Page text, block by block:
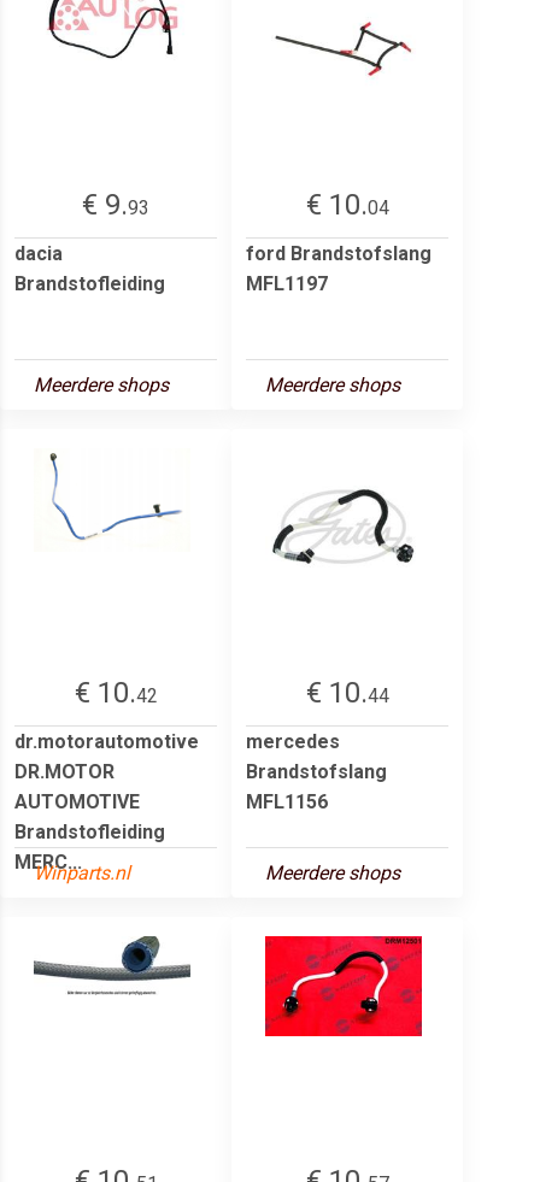
€ 9.93
dacia
Brandstofleiding
Meerdere shops
€ 10.04
ford Brandstofslang
MFL1197
Meerdere shops
€ 10.42
dr.motorautomotive
DR.MOTOR
AUTOMOTIVE
Brandstofleiding
MERC...
Winparts.nl
€ 10.44
mercedes
Brandstofslang
MFL1156
Meerdere shops